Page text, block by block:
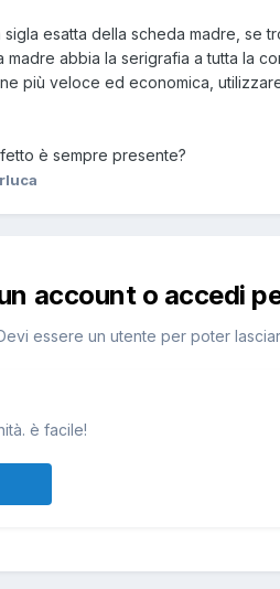
esatta della scheda madre, se
abbia la serigrafia a tutta la
più veloce ed economica,
è sempre presente?
account o accedi
essere un utente per poter
è facile!